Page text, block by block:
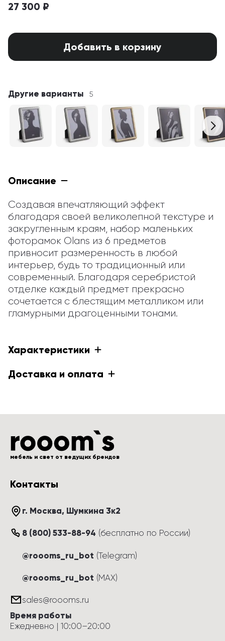
27 300 ₽
Добавить в корзину
Другие варианты 5
Описание
Создавая впечатляющий эффект
благодаря своей великолепной текстуре и
закругленным краям, набор маленьких
фоторамок Olans из 6 предметов
привносит размеренность в любой
интерьер, будь то традиционный или
современный. Благодаря серебристой
отделке каждый предмет прекрасно
сочетается с блестящим металликом или
гламурными драгоценными тонами.
Характеристики
Доставка и оплата
мебель и свет от ведущих брендов
Контакты
г. Москва, Шумкина 3к2
8 (800) 533-88-94 (бесплатно по России)
@roooms_ru_bot (Telegram)
@roooms_ru_bot (MAX)
sales@roooms.ru
Время работы
Ежедневно | 10:00–20:00